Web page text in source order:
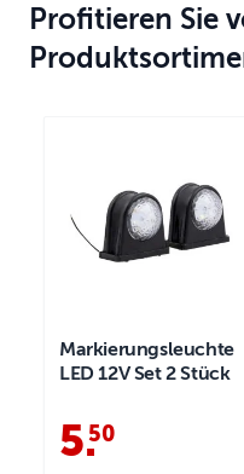
Profitieren Sie
Markierungsleuchte
LED 12V Set 2 Stück
5.
50